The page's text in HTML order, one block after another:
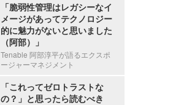
「脆弱性管理はレガシーなイ
メージがあってテクノロジー
的に魅力がないと思いました
（阿部）」
Tenable 阿部淳平が語るエクスポ
ージャーマネジメント
「これってゼロトラストな
の？」と思ったら読むべき